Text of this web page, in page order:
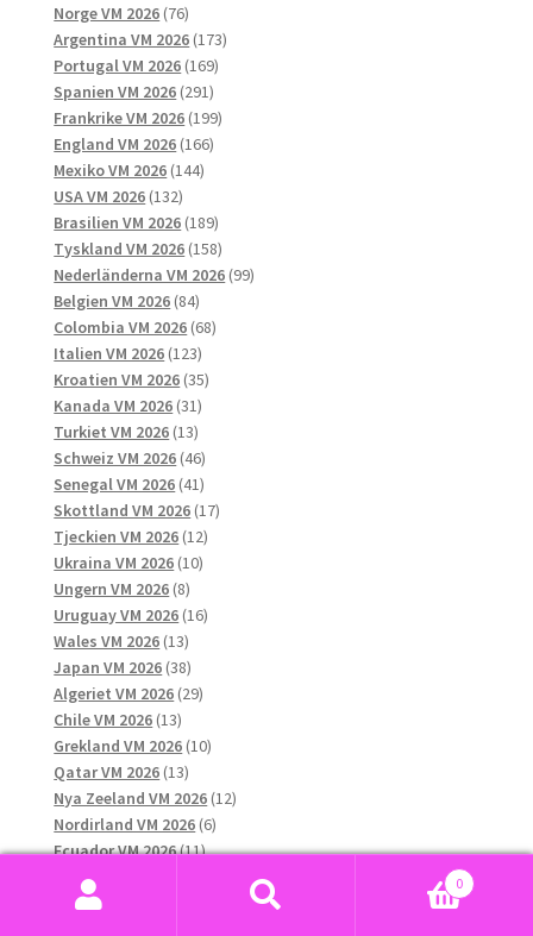
Norge VM 2026 7676
produkter
Argentina VM 2026 173173
Portugal VM 2026 169169
Spanien VM 2026 291291
produkter
Frankrike VM 2026 199199
England VM 2026 166166
Mexiko VM 2026 144144
USA VM 2026 132132
produkter
Brasilien VM 2026 189189
produkter
Tyskland VM 2026 158158
produkter
Nederländerna VM 2026 9999
Belgien VM 2026 8484
produkter
Colombia VM 2026 6868
Italien VM 2026 123123
produkter
Kroatien VM 2026 3535
Kanada VM 2026 3131
produkter
Turkiet VM 2026 1313
produkter
Schweiz VM 2026 4646
produkter
Senegal VM 2026 4141
produkter
Skottland VM 2026 1717
Tjeckien VM 2026 1212
Ukraina VM 2026 1010
Ungern VM 2026 88
produkter
Uruguay VM 2026 1616
Wales VM 2026 1313
produkter
Japan VM 2026 3838
produkter
Algeriet VM 2026 2929
Chile VM 2026 1313
produkter
Grekland VM 2026 1010
Qatar VM 2026 1313
produkter
Nya Zeeland VM 2026 1212
Nordirland VM 2026 66
produkter
Ecuador VM 2026 1111
produkter
Paraguay VM 2026
produkter
Marocko VM 2026
0